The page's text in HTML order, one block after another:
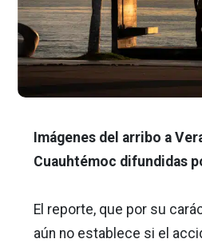
Imágenes del arribo a
Cuauhtémoc difundidas
El reporte, que por su
aún no establece si el